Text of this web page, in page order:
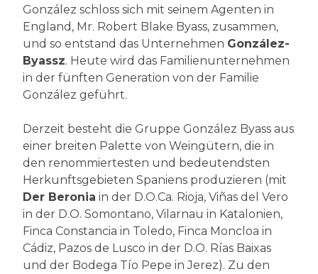
González schloss sich mit seinem Agenten in
England, Mr. Robert Blake Byass, zusammen,
und so entstand das Unternehmen González-
Byassz. Heute wird das Familienunternehmen
in der fünften Generation von der Familie
González geführt.
Derzeit besteht die Gruppe González Byass aus
einer breiten Palette von Weingütern, die in
den renommiertesten und bedeutendsten
Herkunftsgebieten Spaniens produzieren (mit
Der Beronia in der D.O.Ca. Rioja, Viñas del Vero
in der D.O. Somontano, Vilarnau in Katalonien,
Finca Constancia in Toledo, Finca Moncloa in
Cádiz, Pazos de Lusco in der D.O. Rías Baixas
und der Bodega Tío Pepe in Jerez). Zu den